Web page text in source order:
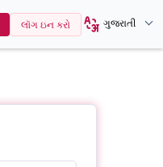
લૉગ ઇન કરો ગુજરાતી